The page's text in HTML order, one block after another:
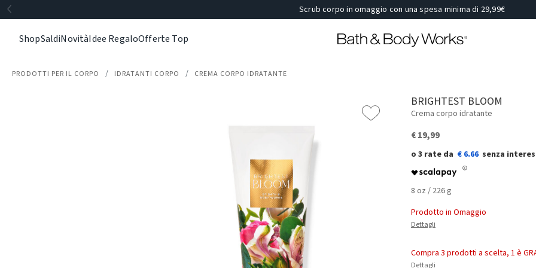
Scrub corpo in omaggio con una spesa minima di 29,99€
ShopSaldiNovitàIdee RegaloOfferte Top
PRODOTTI PER IL CORPO IDRATANTI CORPO CREMA CORPO IDRATANTE
BRIGHTEST BLOOM
Crema corpo idratante
€ 19,99
€ 6.66
8 oz / 226 g
Prodotto in Omaggio
Dettagli
Compra 3 prodotti a scelta, 1 è
Dettagli